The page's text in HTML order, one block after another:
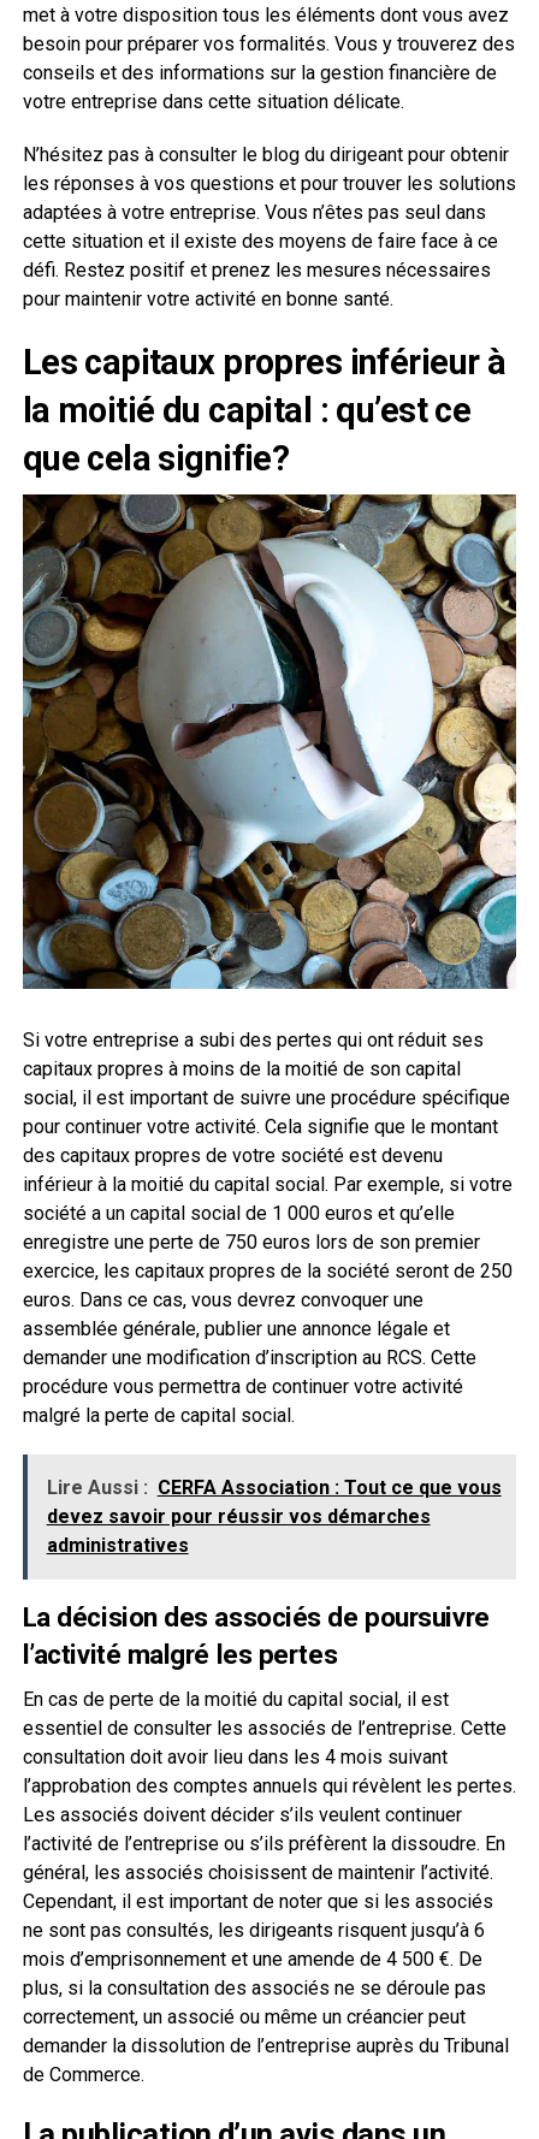
met à votre disposition tous les éléments dont vous avez
besoin pour préparer vos formalités. Vous y trouverez des
conseils et des informations sur la gestion financière de
votre entreprise dans cette situation délicate.
N’hésitez pas à consulter le blog du dirigeant pour obtenir
les réponses à vos questions et pour trouver les solutions
adaptées à votre entreprise. Vous n’êtes pas seul dans
cette situation et il existe des moyens de faire face à ce
défi. Restez positif et prenez les mesures nécessaires
pour maintenir votre activité en bonne santé.
Les capitaux propres inférieur à
la moitié du capital : qu’est ce
que cela signifie?
Si votre entreprise a subi des pertes qui ont réduit ses
capitaux propres à moins de la moitié de son capital
social, il est important de suivre une procédure spécifique
pour continuer votre activité. Cela signifie que le montant
des capitaux propres de votre société est devenu
inférieur à la moitié du capital social. Par exemple, si votre
société a un capital social de 1 000 euros et qu’elle
enregistre une perte de 750 euros lors de son premier
exercice, les capitaux propres de la société seront de 250
euros. Dans ce cas, vous devrez convoquer une
assemblée générale, publier une annonce légale et
demander une modification d’inscription au RCS. Cette
procédure vous permettra de continuer votre activité
malgré la perte de capital social.
Lire Aussi : CERFA Association : Tout ce que vous
devez savoir pour réussir vos démarches
administratives
La décision des associés de poursuivre
l’activité malgré les pertes
En cas de perte de la moitié du capital social, il est
essentiel de consulter les associés de l’entreprise. Cette
consultation doit avoir lieu dans les 4 mois suivant
l’approbation des comptes annuels qui révèlent les pertes.
Les associés doivent décider s’ils veulent continuer
l’activité de l’entreprise ou s’ils préfèrent la dissoudre. En
général, les associés choisissent de maintenir l’activité.
Cependant, il est important de noter que si les associés
ne sont pas consultés, les dirigeants risquent jusqu’à 6
mois d’emprisonnement et une amende de 4 500 €. De
plus, si la consultation des associés ne se déroule pas
correctement, un associé ou même un créancier peut
demander la dissolution de l’entreprise auprès du Tribunal
de Commerce.